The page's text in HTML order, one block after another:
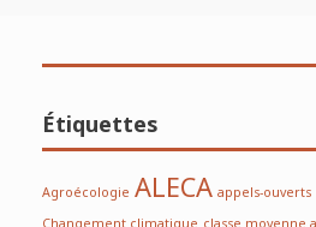
Étiquettes
Agroécologie ALECAappels-ouverts